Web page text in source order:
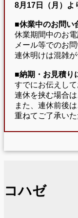
8月17日（月）よ
■休業中のお問い
休業期間中のお
メール等でのお
連休明けは混雑
■納期・お見積り
すでにお伝えし
連休を挟む場合
また、連休前後
重ねてご了承い
コハゼ